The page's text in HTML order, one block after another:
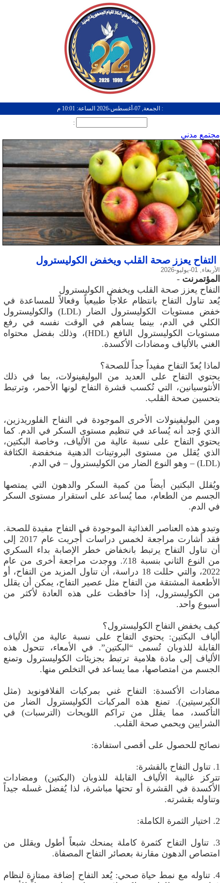
: الجمعة, 07-أغسطس-2026 الساعة: 10:01 م
:
مجتمع مدني
التفاح يعزز صحة القلب ويخفض الكوليسترول
الأربعاء, 01-يوليو-2026
المؤتمرنت -
التفاح يعزز صحة القلب ويخفض الكوليسترول
يُعد تناول التفاح بانتظام علاجاً طبيعياً وفعالاً للمساعدة في
خفض مستويات الكوليسترول الضار (LDL) والكوليسترول
الكلي في الدم، بينما يساهم في الوقت نفسه في رفع
مستويات الكوليسترول النافع (HDL)، وذلك بفضل محتواه
الغني بالألياف ومضادات الأكسدة.
لماذا يُعدّ التفاح مفيداً جداً للصحة؟
يحتوي التفاح على العديد من البوليفينولات، بما في ذلك
الأنثوسيانين، التي تُكسب قشرة التفاح لونها الأحمر، وترتبط
بتحسين صحة القلب.
ومن البوليفينولات الأخرى الموجودة في التفاح الفلوريدزين،
الذي وُجد أنه يُساعد في تنظيم مستوى السكر في الدم. كما
يحتوي التفاح على نسبة عالية من الألياف، وخاصة البكتين،
الذي يُقلل من مستوى البروتينات الدهنية منخفضة الكثافة
(LDL) – وهو النوع الضار من الكوليسترول – في الدم.
ويُقلل البكتين أيضاً من كمية السكر والدهون التي يمتصها
الجسم من الطعام، مما يُساعد على استقرار مستوى السكر
في الدم.
وتبدو هذه العناصر الغذائية الموجودة في التفاح مفيدة للصحة.
فقد أشارت مراجعة لخمس دراسات أُجريت عام 2017 إلى
أن تناول التفاح يرتبط بانخفاض خطر الإصابة بداء السكري
من النوع الثاني بنسبة 18٪. ووجدت مراجعة أخرى من عام
2022، والتي حللت 18 دراسة، أن تناول المزيد من التفاح، أو
الأطعمة المشتقة من التفاح مثل عصير التفاح، يمكن أن يقلل
من الكوليسترول، إذا حافظت على هذه العادة لأكثر من
أسبوع واحد.
كيف يخفض التفاح الكوليسترول؟
ألياف البكتين: يحتوي التفاح على نسبة عالية من الألياف
القابلة للذوبان تُسمى “البكتين”. في الأمعاء، تتحول هذه
الألياف إلى مادة هلامية ترتبط بجزيئات الكوليسترول وتمنع
الجسم من امتصاصها، مما يساعد في التخلص منها.
مضادات الأكسدة: التفاح غني بمركبات الفلافونويد (مثل
الكيرسيتين). تمنع هذه المركبات الكوليسترول الضار من
التأكسد، مما يقلل من تراكم اللويحات (الترسبات) في
الشرايين ويحمي صحة القلب.
نصائح للحصول على أقصى استفادة:
1. تناول التفاح بالقشرة:
تتركز غالبية الألياف القابلة للذوبان (البكتين) ومضادات
الأكسدة في القشرة أو تحتها مباشرة، لذا يُفضل غسله جيداً
وتناوله بقشرته.
2. اختيار الثمرة الكاملة:
3. تناول التفاح كثمرة كاملة يمنحك شبعاً أطول ويقلل من
امتصاص الدهون مقارنة بعصائر التفاح المصفاة.
4. تناوله مع نمط حياة صحي: يُعد التفاح إضافة ممتازة لنظام